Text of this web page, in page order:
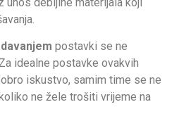
postavki se ne
idealne postavke ovakvih
iskustvo, samim time se ne
ne žele trošiti vrijeme na